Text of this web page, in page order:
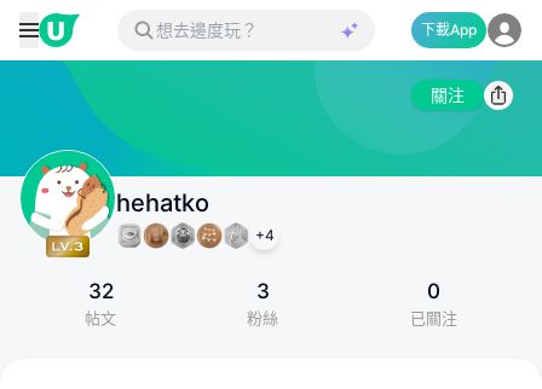
下載App
關注
hehatko
+4
32
帖文
3
粉絲
0
已關注